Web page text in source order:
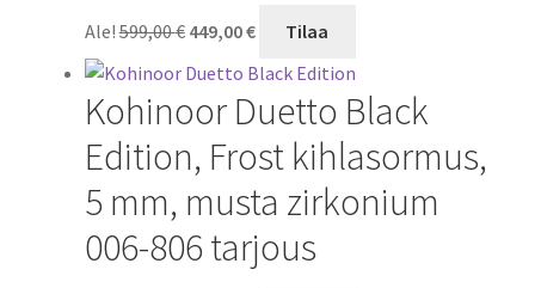
Ale!599,00€
hinta
oli:
599,00 €.
449,00€
on:
449,00 €.
Tilaa
Kohinoor Duetto Black
Edition, Frost kihlasormus,
5 mm, musta zirkonium
006-806 tarjous